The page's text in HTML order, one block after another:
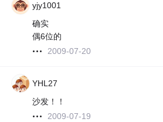
yjy1001
确实
偶6位的
2009-07-20
YHL27
沙发！！
2009-07-19